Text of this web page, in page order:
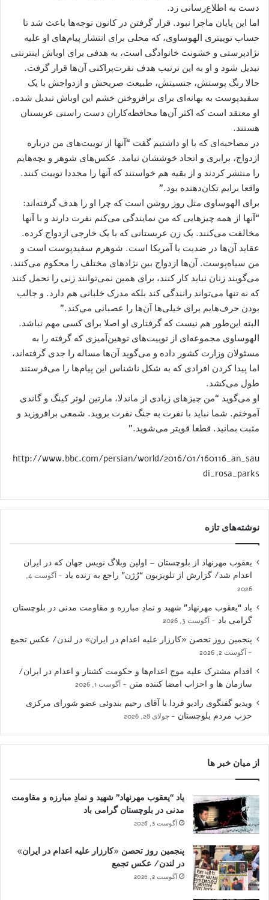
دست به اطلاع‌رسانی زد.
اما این پایان ماجرا نبود. قرار گرفتن در کانون توجه‌ها باعث شد تا
حساب توییتری الهوساوی، که محلی برای انتشار پیام‌های او علیه
نژادپرستی و خشونت خانوادگی است، به هدفی برای اوباش اینترنتی
تبدیل شود و او به این ترتیب هدف نفرت‌پراکنی آن‌ها قرار گرفت.
حالا رنگ پوستش، جنسیتش، طبیعت صریحش و ازدواجش با یک
سفیدپوست به بهانه‌ای برای برافروختن خشم این اوباش تبدیل شده.
او معتقد است که اکثر آن‌ها محافظه‌کاران دست راستی عربستان
هستند.
در مصاحبه‌ای که با او داشتیم گفت “آنها از توییت‌های من درباره
ازدواج، برابری و اتحاد خوششان نیامد. عکس‌های شوهر و بچه‌هایم
را منتشر کردند و از بقیه هم خواستند که آنها را مجددا توییت کنند.
واقعا برایم تکان‌دهنده بود.”
برای الهوساوی مثل روز روشن است که چرا او را هدف گرفته‌اند:
“آنها از همه چیزهایی که من نمایندگی می‌کنم نفرت دارند و با آنها
مخالفت می‌کنند. یک زن عربستانی که با یک خارجی ازدواج کرده.
عقاید آن‌ها در ضدیت با آمریکا است. شوهرم سفیدپوست است و
من سیاه‌پوست. آن‌ها ازدواج بین نژادهای مختلف را محکوم می‌کنند.
می‌گویند زنان نباید کار کنند، برای همین نمی‌توانند زنی را تحمل کنند
که نه تنها می‌تواند رانندگی کند بلکه مدرک خلبانی هم دارد. و جالب
بودن حرف‌هایم برای خیلی‌ها آن‌ها را عصبانی می‌کند.”
البته این‌طور هم نیست که گرفتاری او اصلا برای کسی مهم نباشد.
الهوساوی مجموعه‌ای از توییت‌های توهین‌آمیزی که گرفته را به
مسئولان وزارت کشور داده و می‌گوید آن‌ها مساله را جدی گرفته‌اند،
اما پیدا کردن افرادی که به شکل ناشناس این پیام‌ها را می‌فرستند
طول می‌کشد.
او می‌گوید “من چیزهای زیادی از ماندلا، مارتین لوتر کینگ و گاندی
آموختم. شما نباید با نفرت به جنگ نفرت بروید. شمعی برافروزید و
مثبت بمانید. قطعا قویتر می‌شوید.”
http://www.bbc.com/persian/world/2016/01/160116_an_sau
di_rosa_parks
نوشته‌های تازه
یعقوب مهرنهاد از بلوچستان – اولین وبلاگ نویس جهان که در ایران
اعدام شد/ گزارش از تلویزیون “رُژن” راجع به زنده یاد
آگوست 4,
2026
یاد “یعقوب مهرنهاد” شهید و نمادِ مبارزه و مقاومت مدنی در بلوچستان
گرامی باد
آگوست 3, 2026
پنجمین روز تحصن «کارزار علیه اعدام در ایران» در لندن/ عکس تجمع
آگوست 2, 2026
اقدام مشترک علیه موج اعدام‌ها و حکومت کشتار و اعدام در ایران/
سازمان ها و احزاب امضا کننده متن
آگوست 1, 2026
ویدیو گفتگوی رادیو فردا با آقای رحیم بندوئی عضو شورای مرکزی
حزب مردم بلوچستان
جولای 28, 2026
از میان خبر ها
یاد “یعقوب مهرنهاد” شهید و نمادِ مبارزه و مقاومت
مدنی در بلوچستان گرامی باد
آگوست 3, 2026
پنجمین روز تحصن «کارزار علیه اعدام در ایران»
در لندن/ عکس تجمع
آگوست 2, 2026